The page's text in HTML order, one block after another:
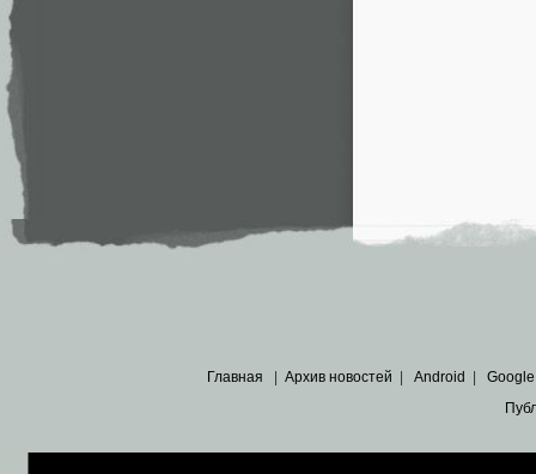
Главная Архив новостей Android Google